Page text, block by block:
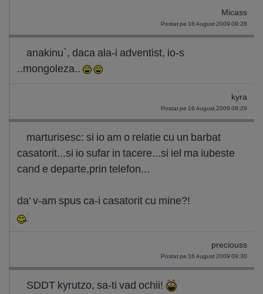
Micass
Postat pe 16 August 2009 09:28
anakinu`, daca ala-i adventist, io-s
..mongoleza..
kyra
Postat pe 16 August 2009 09:29
marturisesc: si io am o relatie cu un barbat
casatorit...si io sufar in tacere...si iel ma iubeste
cand e departe,prin telefon...
da' v-am spus ca-i casatorit cu mine?!
preciouss
Postat pe 16 August 2009 09:30
SDDT kyrutzo, sa-ti vad ochii!